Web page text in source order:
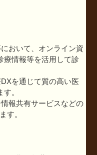
おいて、オンライン資
療情報等を活用して診
を通じて質の高い医
。
報共有サービスなどの
す。